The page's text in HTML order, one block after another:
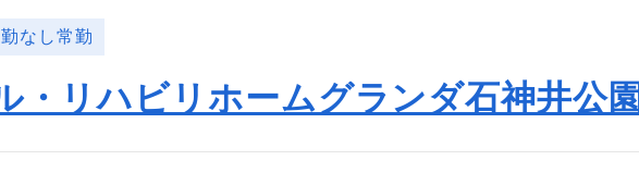
なし常勤
・リハビリホームグランダ石神井公園